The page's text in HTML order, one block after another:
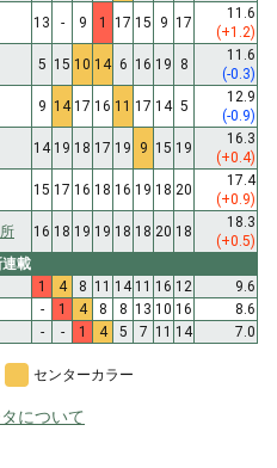
13 - 9 1 17 15 9 17
11.6
(+1.2)
5 15 10 14 6 16 19 8
11.6
(-0.3)
9 14 17 16 11 17 14 5
12.9
(-0.9)
14 19 18 17 19 9 15 19
16.3
(+0.4)
15 17 16 18 16 19 18 20
17.4
(+0.9)
16 18 19 19 18 18 20 18
18.3
(+0.5)
載
1 4 8 11 14 11 16 12
9.6
- 1 4 8 8 13 10 16
8.6
- - 1 4 5 7 11 14 7.0
センターカラー
について